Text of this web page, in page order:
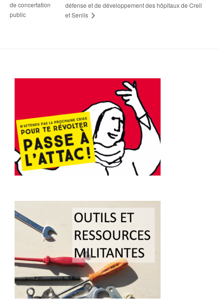
de concertation
public
défense et de développement des hôpitaux de Creil
et Senlis